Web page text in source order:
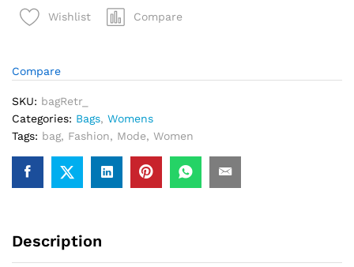
Sac
rétro
grande
capacité
pour
Wishlist Compare
Compare
SKU: bagRetr_
Categories: Bags, Womens
Tags: bag, Fashion, Mode, Women
Description